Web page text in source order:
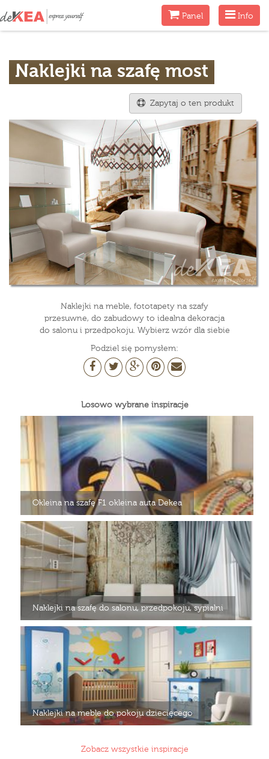
Menu
Info
MenuPanel
Naklejki na szafę most
Zapytaj o ten produkt
Naklejki na meble, fototapety na szafy
przesuwne, do zabudowy to idealna dekoracja
do salonu i przedpokoju. Wybierz wzór dla siebie
Podziel się pomysłem:
Losowo wybrane inspiracje
Okleina na szafę F1 okleina auta Dekea
Naklejki na szafę do salonu, przedpokoju, sypialni
Naklejki na meble do pokoju dziecięcego
Zobacz wszystkie inspiracje